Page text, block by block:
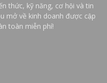
thức, kỹ năng, cơ hội và tin
mở về kinh doanh được cập
toàn miễn phí!